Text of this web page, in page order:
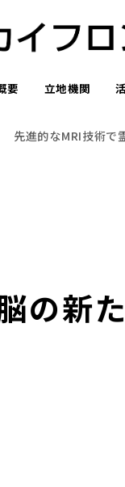
要 立地機関
先進的なMRI技術で
の新